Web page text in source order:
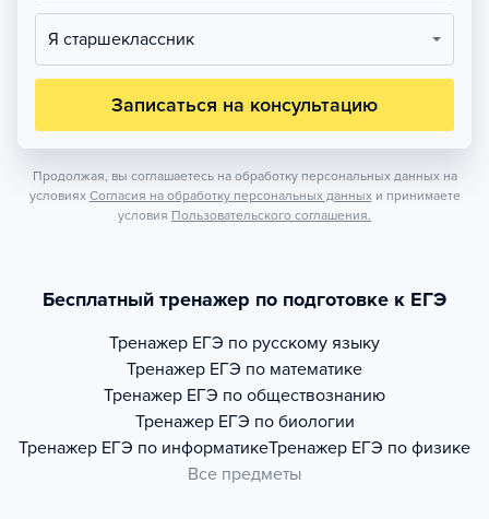
Я старшеклассник
Записаться на консультацию
Продолжая, вы соглашаетесь на обработку персональных данных на
условиях Согласия на обработку персональных данных и принимаете
условия Пользовательского соглашения.
Бесплатный тренажер по подготовке к ЕГЭ
Тренажер ЕГЭ по русскому языку
Тренажер ЕГЭ по математике
Тренажер ЕГЭ по обществознанию
Тренажер ЕГЭ по биологии
Тренажер ЕГЭ по информатикеТренажер ЕГЭ по физике
Все предметы